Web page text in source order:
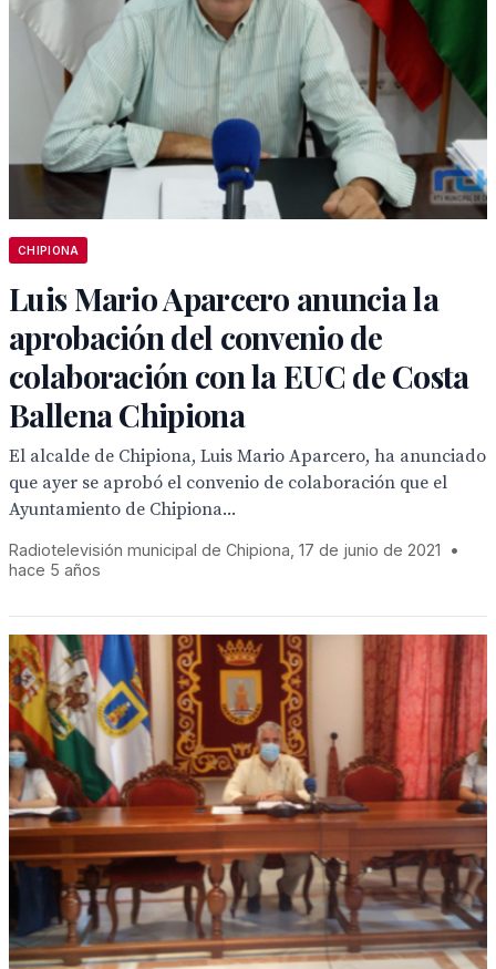
CHIPIONA
Luis Mario Aparcero anuncia la
aprobación del convenio de
colaboración con la EUC de Costa
Ballena Chipiona
El alcalde de Chipiona, Luis Mario Aparcero, ha anunciado
que ayer se aprobó el convenio de colaboración que el
Ayuntamiento de Chipiona...
Radiotelevisión municipal de Chipiona, 17 de junio de 2021
•
hace 5 años